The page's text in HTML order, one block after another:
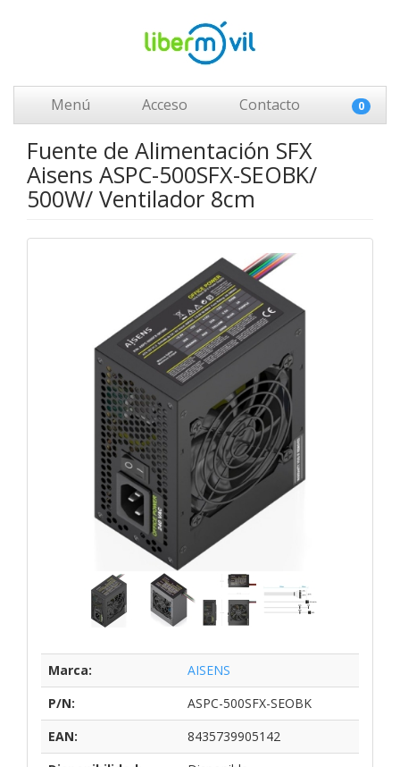
Menú Acceso Contacto 0
Fuente de Alimentación SFX
Aisens ASPC-500SFX-SEOBK/
500W/ Ventilador 8cm
Marca:
AISENS
P/N:
ASPC-500SFX-SEOBK
EAN:
8435739905142